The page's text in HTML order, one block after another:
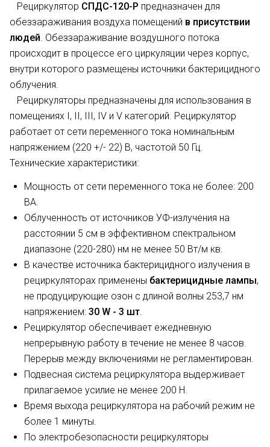
Рециркулятор СПДС-120-Р предназначен для
обеззараживания воздуха помещений в присутствии
людей. Обеззараживание воздушного потока
происходит в процессе его циркуляции через корпус,
внутри которого размещены источники бактерицидного
облучения.
Рециркуляторы предназначены для использования в
помещениях I, II, III, IV и V категорий. Рециркулятор
работает от сети переменного тока номинальным
напряжением (220 +/- 22) В, частотой 50 Гц.
Технические характеристики:
Мощность от сети переменного тока не более: 200
ВА.
Облученность от источников УФ-излучения на
расстоянии 5 см в эффективном спектральном
диапазоне (220-280) нм не менее 50 Вт/м кв.
В качестве источника бактерицидного излучения в
рециркуляторах применены бактерицидные лампы,
не продуцирующие озон с длиной волны 253,7 нм
напряжением: 30 W - 3 шт.
Рециркулятор обеспечивает ежедневную
непрерывную работу в течение не менее 8 часов.
Перерыв между включениями не регламентирован.
Подвесная система рециркулятора выдерживает
прилагаемое усилие не менее 200 Н.
Время выхода рециркулятора на рабочий режим не
более 1 минуты.
По электробезопасности рециркуляторы